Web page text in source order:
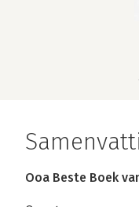
Ooa Beste Boek